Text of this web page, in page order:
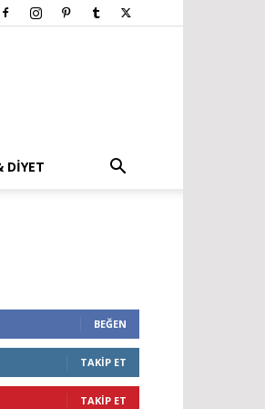
DIYET
BEĞEN
TAKIP ET
TAKIP ET